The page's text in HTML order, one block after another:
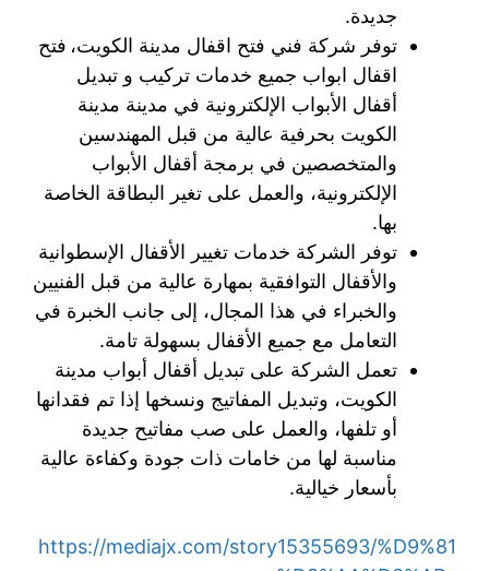
جديدة.
توفر شركة فني فتح اقفال مدينة الكويت، فتح
اقفال ابواب جميع خدمات تركيب و تبديل
أقفال الأبواب الإلكترونية في مدينة مدينة
الكويت بحرفية عالية من قبل المهندسين
والمتخصصين في برمجة أقفال الأبواب
الإلكترونية، والعمل على تغير البطاقة الخاصة
بها.
توفر الشركة خدمات تغيير الأقفال الإسطوانية
والأقفال التوافقية بمهارة عالية من قبل الفنيين
والخبراء في هذا المجال، إلى جانب الخبرة في
التعامل مع جميع الأقفال بسهولة تامة.
تعمل الشركة على تبديل أقفال أبواب مدينة
الكويت، وتبديل المفاتيج ونسخها إذا تم فقدانها
أو تلفها، والعمل على صب مفاتيح جديدة
مناسبة لها من خامات ذات جودة وكفاءة عالية
بأسعار خيالية.
https://mediajx.com/story15355693/%D9%81